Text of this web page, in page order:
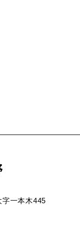
一本木445